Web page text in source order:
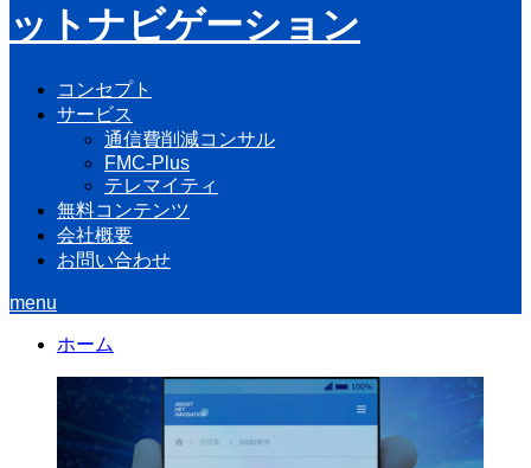
コンセプト
サービス
通信費削減コンサル
FMC-Plus
テレマイティ
無料コンテンツ
会社概要
お問い合わせ
menu
ホーム